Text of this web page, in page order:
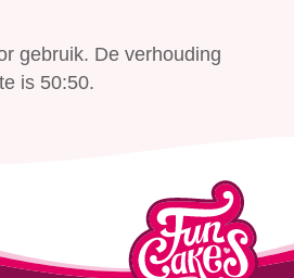
gebruik. De verhouding
is 50:50.